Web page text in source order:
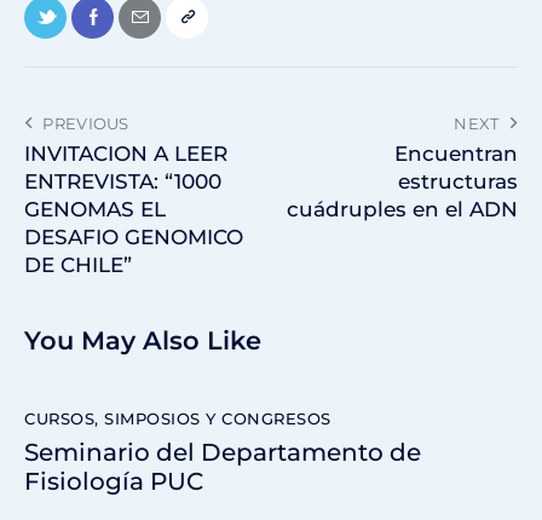
PREVIOUS
INVITACION A LEER
ENTREVISTA: “1000
GENOMAS EL
DESAFIO GENOMICO
DE CHILE”
NEXT
Encuentran
estructuras
cuádruples en el ADN
You May Also Like
CURSOS, SIMPOSIOS Y CONGRESOS
Seminario del Departamento de
Fisiología PUC